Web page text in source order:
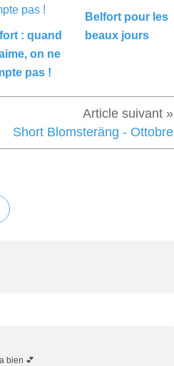
: quand
on ne
pas !
Belfort pour les
beaux jours
Short Blomsteräng - Ottobre
bien 💕